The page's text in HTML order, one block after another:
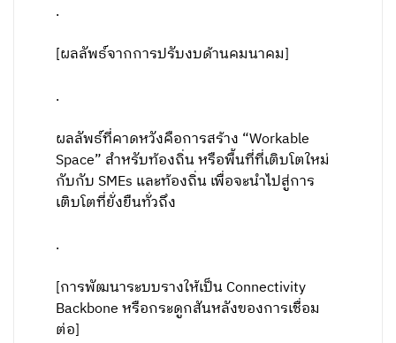
.
[ผลลัพธ์จากการปรับงบด้านคมนาคม]
.
ผลลัพธ์ที่คาดหวังคือการสร้าง “Workable
Space” สำหรับท้องถิ่น หรือพื้นที่ที่เติบโตใหม่
กับกับ SMEs และท้องถิ่น เพื่อจะนำไปสู่การ
เติบโตที่ยั่งยืนทั่วถึง
.
[การพัฒนาระบบรางให้เป็น Connectivity
Backbone หรือกระดูกสันหลังของการเชื่อม
ต่อ]